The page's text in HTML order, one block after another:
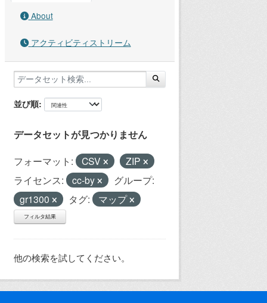
About
アクティビティストリーム
並び順
データセットが見つかりません
フォーマット: CSV
ZIP
ライセンス:
cc-by
グループ:
gr1300
タグ: マップ
フィルタ結果
他の検索を試してください。